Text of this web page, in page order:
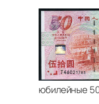
юбилейные